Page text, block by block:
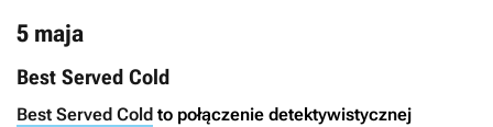
5 maja
Best Served Cold
Best Served Cold to połączenie detektywistycznej